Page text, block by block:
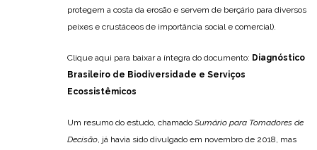
protegem a costa da erosão e servem de berçário para diversos
peixes e crustáceos de importância social e comercial).
Clique aqui para baixar a íntegra do documento: Diagnóstico
Brasileiro de Biodiversidade e Serviços
Ecossistêmicos
Um resumo do estudo, chamado Sumário para Tomadores de
Decisão, já havia sido divulgado em novembro de 2018, mas